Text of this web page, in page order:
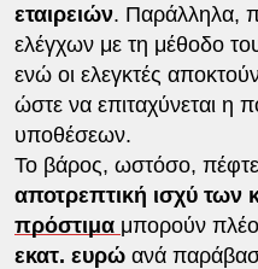
εταιρειών. Παράλληλα,
ελέγχων με τη μέθοδο
ενώ οι ελεγκτές
ώστε να επιταχύνεται η
υποθέσεων.
Το βάρος, ωστόσο,
αποτρεπτική ισχύ
πρόστιμα μπορούν
εκατ. ευρώανά